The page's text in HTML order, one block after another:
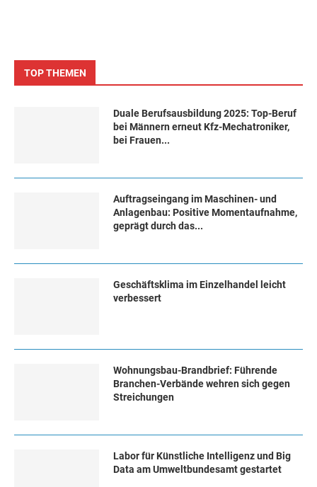
TOP THEMEN
Duale Berufsausbildung 2025: Top-Beruf
bei Männern erneut Kfz-Mechatroniker,
bei Frauen...
Auftragseingang im Maschinen- und
Anlagenbau: Positive Momentaufnahme,
geprägt durch das...
Geschäftsklima im Einzelhandel leicht
verbessert
Wohnungsbau-Brandbrief: Führende
Branchen-Verbände wehren sich gegen
Streichungen
Labor für Künstliche Intelligenz und Big
Data am Umweltbundesamt gestartet